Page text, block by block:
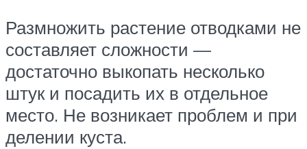
Размножить растение отводками не
составляет сложности —
достаточно выкопать несколько
штук и посадить их в отдельное
место. Не возникает проблем и при
делении куста.